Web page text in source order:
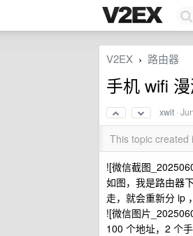
V2EX › 路由器
手机 wifi
xwit ·
This topic created
![微信截图
如图，我是路由器
走，就会重新分 ip
![微信图片
100 个地址，2 个